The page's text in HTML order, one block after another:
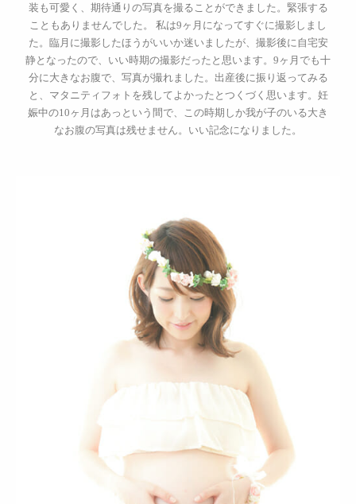
装も可愛く、期待通りの写真を撮ることができました。緊張する
こともありませんでした。 私は9ヶ月になってすぐに撮影しまし
た。臨月に撮影したほうがいいか迷いましたが、撮影後に自宅安
静となったので、いい時期の撮影だったと思います。9ヶ月でも十
分に大きなお腹で、写真が撮れました。出産後に振り返ってみる
と、マタニティフォトを残してよかったとつくづく思います。妊
娠中の10ヶ月はあっという間で、この時期しか我が子のいる大き
なお腹の写真は残せません。いい記念になりました。